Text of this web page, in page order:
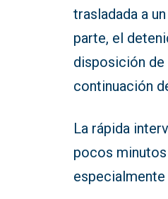
trasladada a un
parte, el
disposición de
continuación
La rápida
pocos